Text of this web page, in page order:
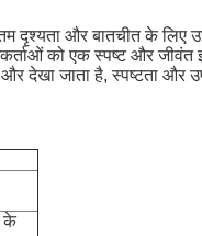
और बातचीत के लिए
को एक स्पष्ट और
देखा जाता है, स्पष्टता और
के